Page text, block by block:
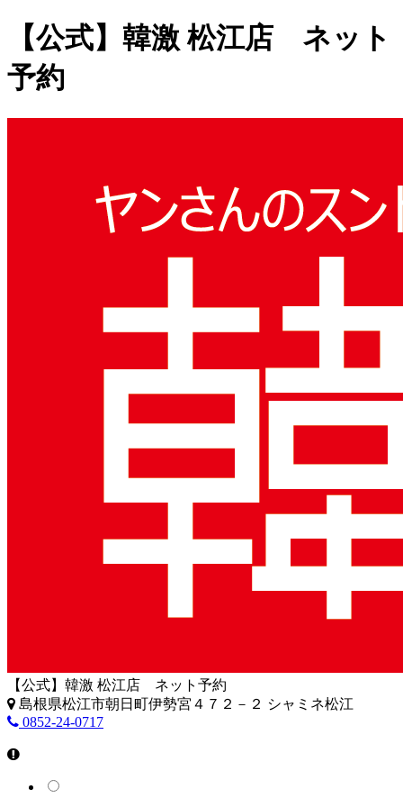
【公式】韓激 松江店 ネット
予約
【公式】韓激 松江店 ネット予約
島根県松江市朝日町伊勢宮４７２－２ シャミネ松江
0852-24-0717